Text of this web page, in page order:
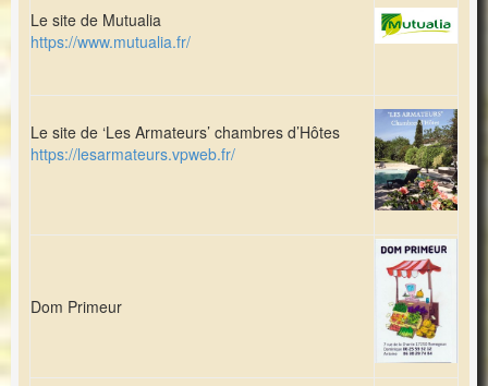
Le site de Mutualia
https://www.mutualia.fr/
Le site de ‘Les Armateurs’ chambres d’Hôtes
https://lesarmateurs.vpweb.fr/
Dom Primeur